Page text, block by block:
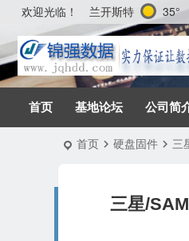
欢迎光临！ 兰开斯特 35°
首页 基地论坛 公司简
首页 硬盘固件 三
三星/